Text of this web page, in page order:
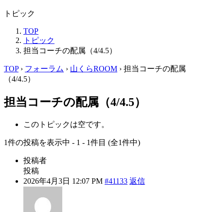
トピック
TOP
トピック
担当コーチの配属（4/4.5）
TOP › フォーラム › 山くらROOM › 担当コーチの配属
（4/4.5）
担当コーチの配属（4/4.5）
このトピックは空です。
1件の投稿を表示中 - 1 - 1件目 (全1件中)
投稿者
投稿
2026年4月3日 12:07 PM #41133 返信